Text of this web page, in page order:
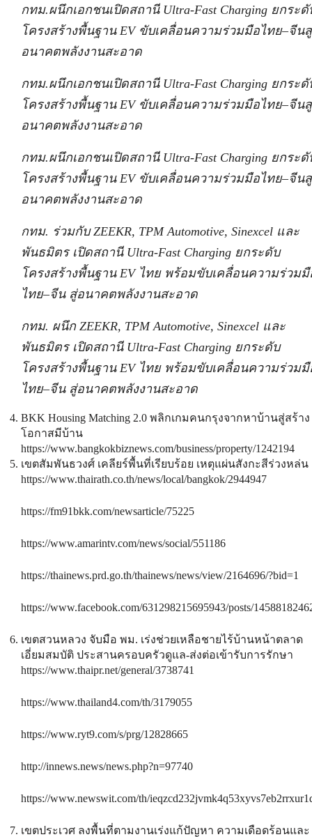
กทม.ผนึกเอกชนเปิดสถานี Ultra-Fast Charging ยกระดั
โครงสร้างพื้นฐาน EV ขับเคลื่อนความร่วมมือไทย–จีนสู่
อนาคตพลังงานสะอาด
กทม.ผนึกเอกชนเปิดสถานี Ultra-Fast Charging ยกระดั
โครงสร้างพื้นฐาน EV ขับเคลื่อนความร่วมมือไทย–จีนสู่
อนาคตพลังงานสะอาด
กทม.ผนึกเอกชนเปิดสถานี Ultra-Fast Charging ยกระดั
โครงสร้างพื้นฐาน EV ขับเคลื่อนความร่วมมือไทย–จีนสู่
อนาคตพลังงานสะอาด
กทม. ร่วมกับ ZEEKR, TPM Automotive, Sinexcel และ
พันธมิตร เปิดสถานี Ultra-Fast Charging ยกระดับ
โครงสร้างพื้นฐาน EV ไทย พร้อมขับเคลื่อนความร่วมมื
ไทย–จีน สู่อนาคตพลังงานสะอาด
กทม. ผนึก ZEEKR, TPM Automotive, Sinexcel และ
พันธมิตร เปิดสถานี Ultra-Fast Charging ยกระดับ
โครงสร้างพื้นฐาน EV ไทย พร้อมขับเคลื่อนความร่วมมื
ไทย–จีน สู่อนาคตพลังงานสะอาด
BKK Housing Matching 2.0 พลิกเกมคนกรุงจากหาบ้านสู่สร้าง
โอกาสมีบ้าน
https://www.bangkokbiznews.com/business/property/1242194
เขตสัมพันธวงศ์ เคลียร์พื้นที่เรียบร้อย เหตุแผ่นสังกะสีร่วงหล่น
https://www.thairath.co.th/news/local/bangkok/2944947
https://fm91bkk.com/newsarticle/75225
https://www.amarintv.com/news/social/551186
https://thainews.prd.go.th/thainews/news/view/2164696/?bid=1
https://www.facebook.com/631298215695943/posts/
เขตสวนหลวง จับมือ พม. เร่งช่วยเหลือชายไร้บ้านหน้าตลาด
เอี่ยมสมบัติ ประสานครอบครัวดูแล-ส่งต่อเข้ารับการรักษา
https://www.thaipr.net/general/3738741
https://www.thailand4.com/th/3179055
https://www.ryt9.com/s/prg/12828665
http://innews.news/news.php?n=97740
https://www.newswit.com/th/
เขตประเวศ ลงพื้นที่ตามงานเร่งแก้ปัญหา ความเดือดร้อนและ